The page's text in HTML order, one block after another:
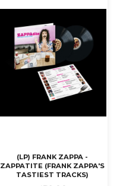
(LP) FRANK ZAPPA -
ZAPPATITE (FRANK ZAPPA'S
TASTIEST TRACKS)